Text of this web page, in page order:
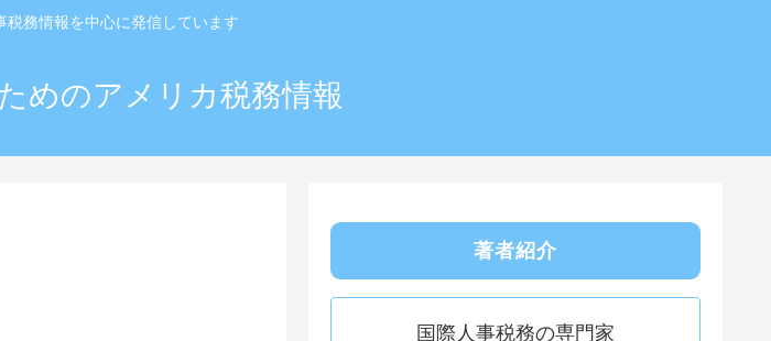
税務情報を中心に発信しています
めのアメリカ税務情報
著者紹介
国際人事税務の専門家